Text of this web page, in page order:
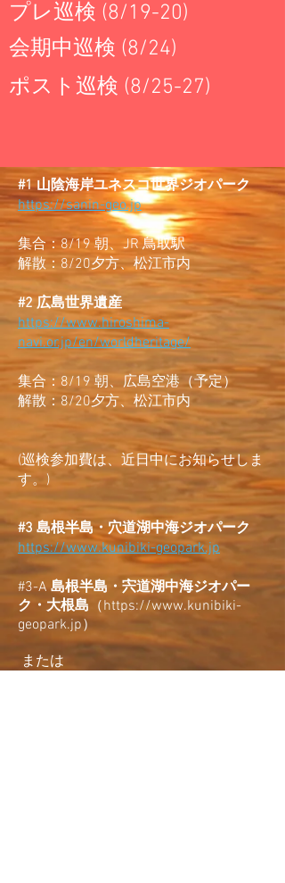
プレ巡検 (8/19-20)​
会期中巡検 (8/24)​
ポスト巡検 (8/25-27)
#1 山陰海岸ユネスコ世界ジオパーク
https://sanin-geo.jp
集合：8/19 朝、JR 鳥取駅
解散：8/20夕方、松江市内
#2 広島世界遺産
https://www.hiroshima-
navi.or.jp/en/worldheritage/
集合：8/19 朝、広島空港（予定）
解散：8/20夕方、松江市内
​(巡検参加費は、近日中にお知らせしま
す。)
#3 島根半島・穴道湖中海ジオパーク
https://www.kunibiki-geopark.jp
#3-A島根半島・宍道湖中海ジオパー
ク・大根島 （https://www.kunibiki-
geopark.jp）
または